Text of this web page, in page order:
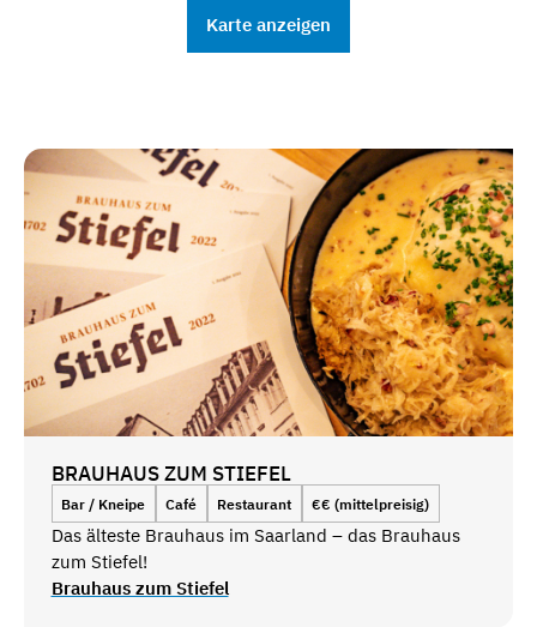
Karte anzeigen
BRAUHAUS ZUM STIEFEL
Bar / Kneipe Café Restaurant €€ (mittelpreisig)
Das älteste Brauhaus im Saarland – das Brauhaus
zum Stiefel!
Brauhaus zum Stiefel